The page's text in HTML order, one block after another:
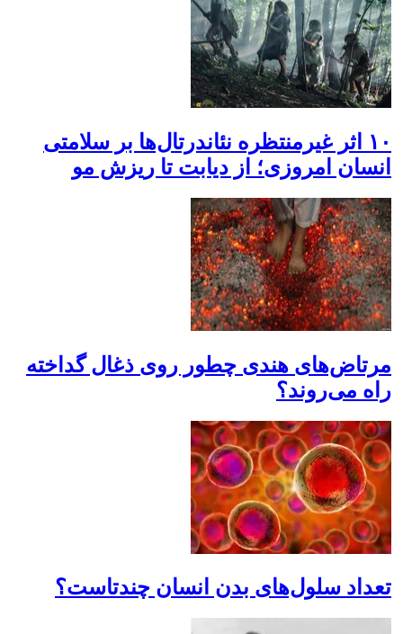
۱۰ اثر غیرمنتظره نئاندرتال‌ها بر سلامتی
انسان امروزی؛ از دیابت تا ریزش مو
مرتاض‌های هندی چطور روی ذغال گداخته
راه می‌روند؟
تعداد سلول‌های بدن انسان چندتاست؟